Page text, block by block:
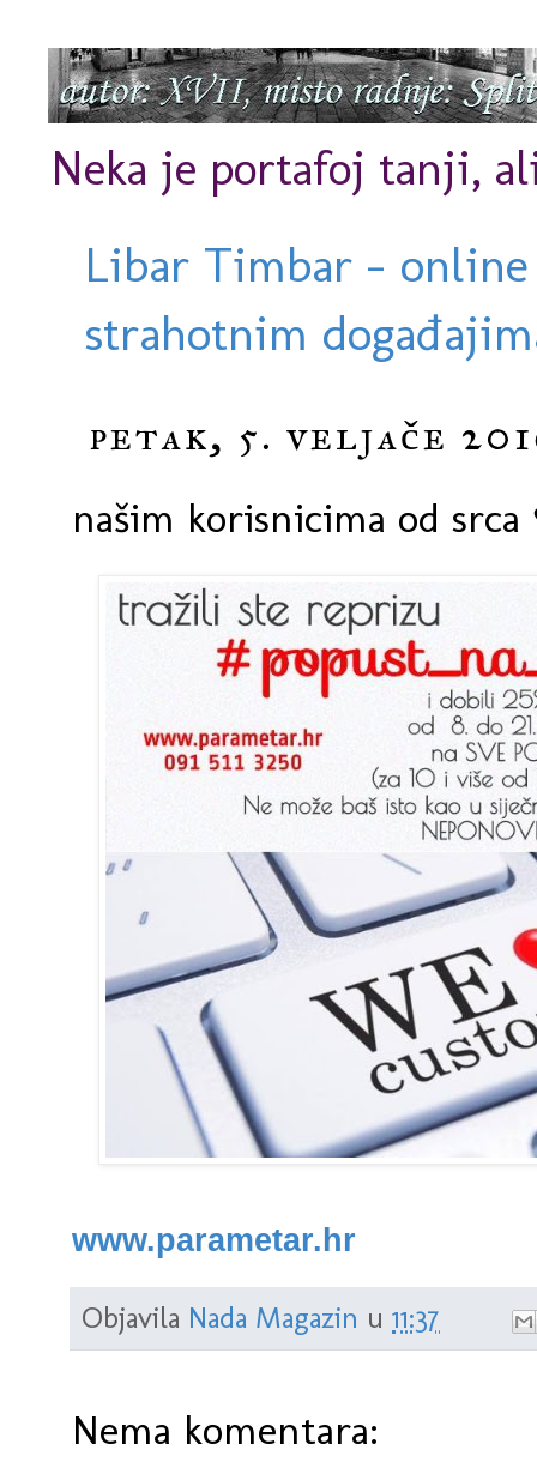
Neka je portafoj tanji,
Libar Timbar -
strahotnim
petak, 5. veljače
našim korisnicima od srca
www.parametar.hr
Objavila Nada Magazin u 11:37
Nema komentara: